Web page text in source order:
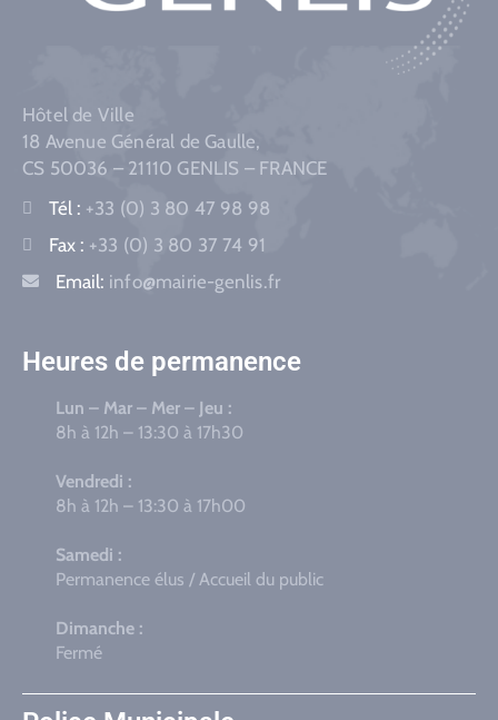
Hôtel de Ville
18 Avenue Général de Gaulle,
CS 50036 – 21110 GENLIS – FRANCE
Tél : +33 (0) 3 80 47 98 98
Fax : +33 (0) 3 80 37 74 91
Email: info@mairie-genlis.fr
Heures de permanence
Lun – Mar – Mer – Jeu :
8h à 12h – 13:30 à 17h30
Vendredi :
8h à 12h – 13:30 à 17h00
Samedi :
Permanence élus / Accueil du public
Dimanche :
Fermé